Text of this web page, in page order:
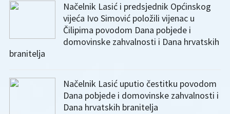
Načelnik Lasić i predsjednik Općinskog
vijeća Ivo Simović položili vijenac u
Čilipima povodom Dana pobjede i
domovinske zahvalnosti i Dana hrvatskih
branitelja
Načelnik Lasić uputio čestitku povodom
Dana pobjede i domovinske zahvalnosti i
Dana hrvatskih branitelja